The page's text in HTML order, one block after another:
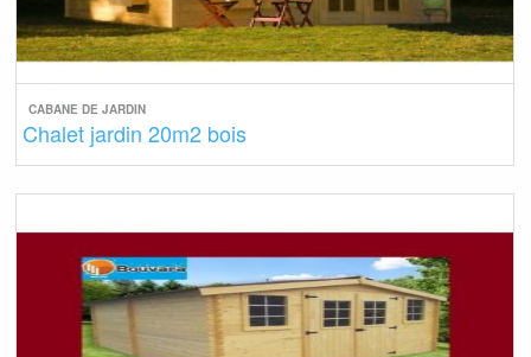
CABANE DE JARDIN
Chalet jardin 20m2 bois